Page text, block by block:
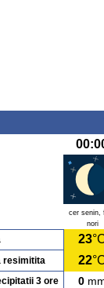
cer senin,
nori
23
resimitita 22
3 ore 0